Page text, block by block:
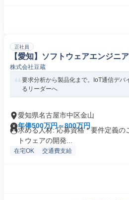
正社員
【愛知】ソフトウェアエンジニ
株式会社豆蔵
要求分析から製品化まで。IoT通信デバ
るリーダーへ
愛知県名古屋市中区金山
年俸500万円～800万円
求める人材: 応募資格 * 要件定義の
トウェアの開発...
在宅OK 交通費支給